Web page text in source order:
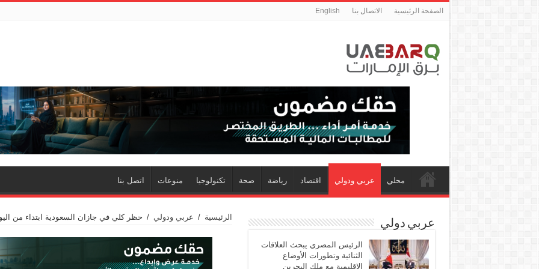
الصفحة الرئيسية الاتصال بنا English
محلي عربي ودولي اقتصاد رياضة صحة تكنولوجيا منوعات اتصل بنا
الرئيسية / عربي ودولي / حظر كلي في جازان السعودية ابتداء من
عربي دولي
الرئيس المصري يبحث العلاقات
الثنائية وتطورات الأوضاع
الإقليمية مع ملك البحرين